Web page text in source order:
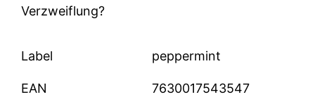
Verzweiflung?
Label peppermint
EAN 7630017543547